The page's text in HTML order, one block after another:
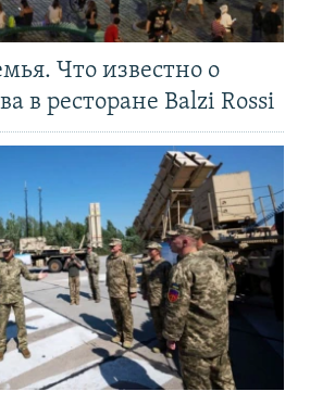
Что известно о
в ресторане Balzi Rossi